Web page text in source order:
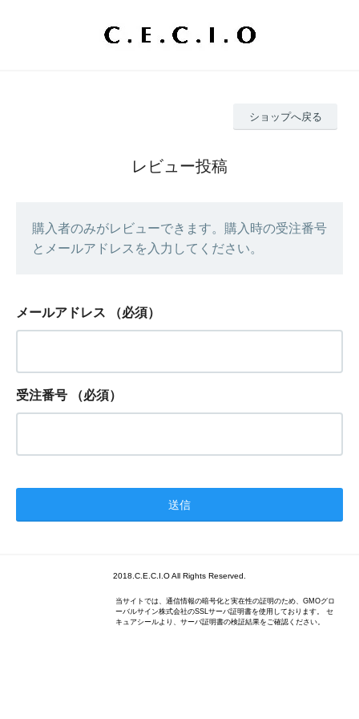
ショップへ戻る
レビュー投稿
購入者のみがレビューできます。購入時の受注番号
とメールアドレスを入力してください。
メールアドレス （必須）
受注番号 （必須）
2018.C.E.C.I.O All Rights Reserved.
当サイトでは、通信情報の暗号化と実在性の証明のため、GMOグロ
ーバルサイン株式会社のSSLサーバ証明書を使用しております。 セ
キュアシールより、サーバ証明書の検証結果をご確認ください。